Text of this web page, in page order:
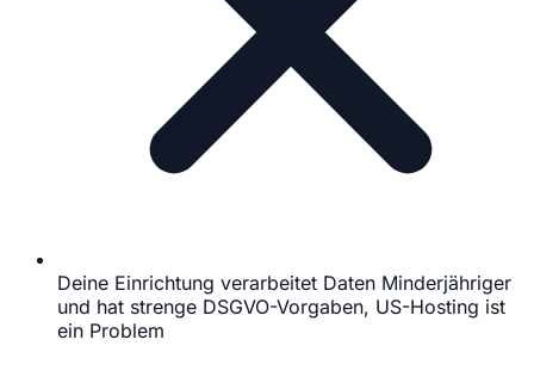
Deine Einrichtung verarbeitet Daten Minderjähriger
und hat strenge DSGVO-Vorgaben, US-Hosting ist
ein Problem